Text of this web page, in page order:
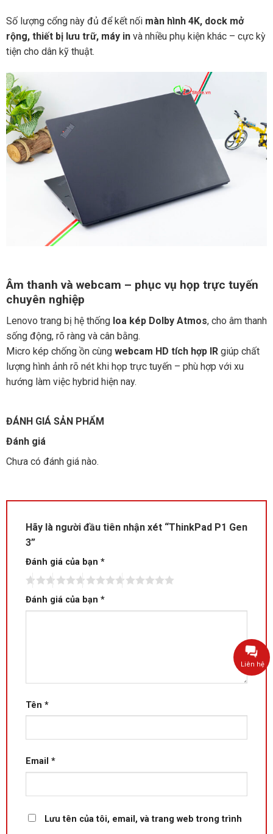
Số lượng cổng này đủ để kết nối màn hình 4K, dock mở
rộng, thiết bị lưu trữ, máy invà nhiều phụ kiện khác – cực kỳ
tiện cho dân kỹ thuật.
Âm thanh và webcam – phục vụ họp trực tuyến
chuyên nghiệp
Lenovo trang bị hệ thống loa kép Dolby Atmos, cho âm thanh
sống động, rõ ràng và cân bằng.
Micro kép chống ồn cùng webcam HD tích hợp IRgiúp chất
lượng hình ảnh rõ nét khi họp trực tuyến – phù hợp với xu
hướng làm việc hybrid hiện nay.
ĐÁNH GIÁ SẢN PHẨM
Đánh giá
Chưa có đánh giá nào.
Hãy là người đầu tiên nhận xét “ThinkPad P1 Gen
3”
Đánh giá của bạn *
Đánh giá của bạn *
Tên *
Email *
Lưu tên của tôi, email, và trang web trong trình
Liên hệ